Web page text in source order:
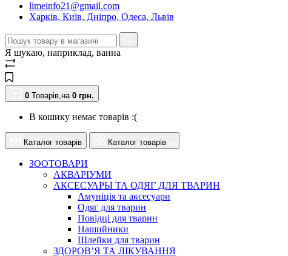
limeinfo21@gmail.com
Харків, Київ, Дніпро, Одеса, Львів
Я шукаю, наприклад, ванна
0 Товарів,на 0 грн.
В кошику немає товарів :(
Каталог товарів Каталог товарів
ЗООТОВАРИ
АКВАРІУМИ
АКСЕСУАРЫ ТА ОДЯГ ДЛЯ ТВАРИН
Амуніція та аксесуари
Одяг для тварин
Повідці для тварин
Нашийники
Шлейки для тварин
ЗДОРОВ’Я ТА ЛІКУВАННЯ